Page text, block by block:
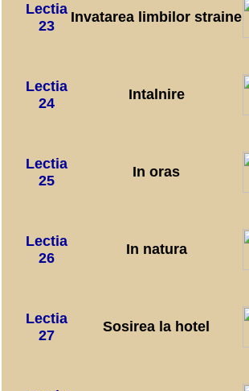
Lectia
23
Invatarea limbilor straine
Lectia
24
Intalnire
Lectia
25
In oras
Lectia
26
In natura
Lectia
27
Sosirea la hotel